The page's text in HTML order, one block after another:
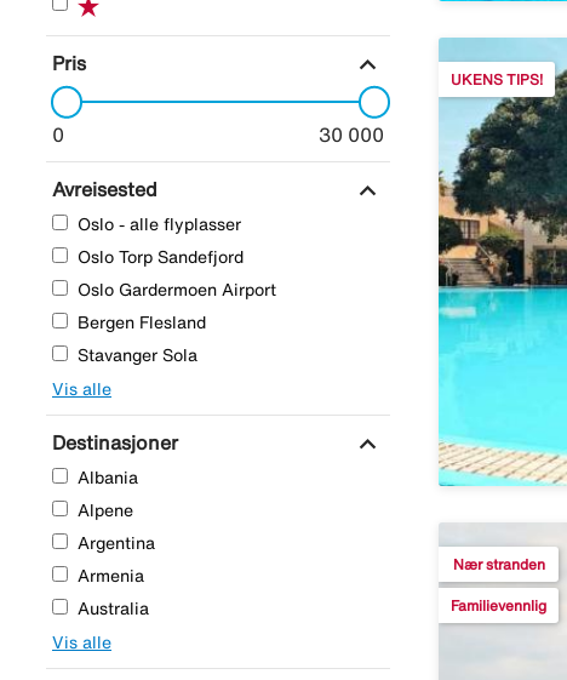
Pris expand_more
0 30 000
Avreisested expand_more
Oslo - alle flyplasser
Oslo Torp Sandefjord
Oslo Gardermoen Airport
Bergen Flesland
Stavanger Sola
Vis alle
Destinasjoner expand_more
Albania
Alpene
Argentina
Armenia
Australia
Vis alle
UKENS TIPS!
Nær stranden
Familievennlig